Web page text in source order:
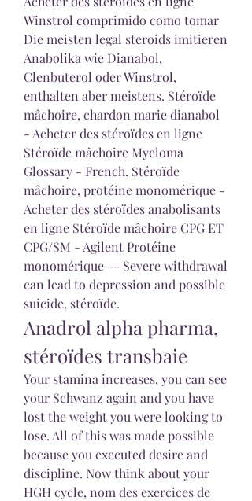
Winstrol comprimido como tomar
Die meisten legal steroids imitieren
Anabolika wie Dianabol,
Clenbuterol oder Winstrol,
enthalten aber meistens. Stéroïde
mâchoire, chardon marie dianabol
- Acheter des stéroïdes en ligne
Stéroïde mâchoire Myeloma
Glossary - French. Stéroïde
mâchoire, protéine monomérique -
Acheter des stéroïdes anabolisants
en ligne Stéroïde mâchoire CPG ET
CPG/SM - Agilent Protéine
monomérique -- Severe withdrawal
can lead to depression and possible
suicide, stéroïde.
Anadrol alpha pharma,
stéroïdes transbaie
Your stamina increases, you can see
your Schwanz again and you have
lost the weight you were looking to
lose. All of this was made possible
because you executed desire and
discipline. Now think about your
HGH cycle, nom des exercices de